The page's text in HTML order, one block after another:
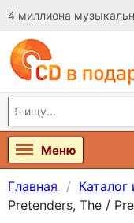
4 миллиона
Меню
Главная Каталог
Pretenders, The /